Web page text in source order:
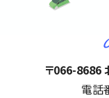
住所:
〒066-8686
電話